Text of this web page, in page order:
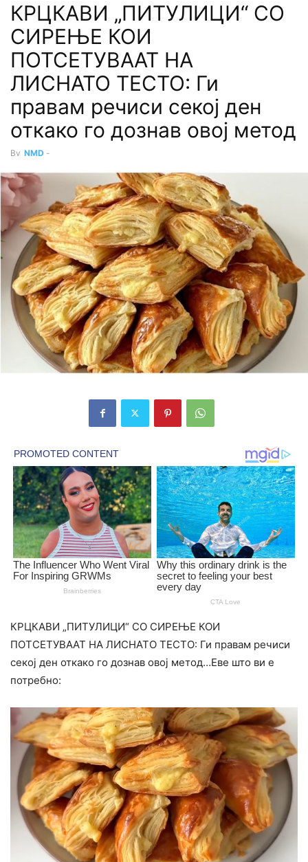
КРЦКАВИ „ПИТУЛИЦИ“ СО
СИРЕЊЕ КОИ
ПОТСЕТУВААТ НА
ЛИСНАТО ТЕСТО: Ги
правам речиси секој ден
откако го дознав овој метод
By NMD -
КРЦКАВИ „ПИТУЛИЦИ“ СО СИРЕЊЕ КОИ
ПОТСЕТУВААТ НА ЛИСНАТО ТЕСТО: Ги правам речиси
секој ден откако го дознав овој метод…Еве што ви е
потребно: